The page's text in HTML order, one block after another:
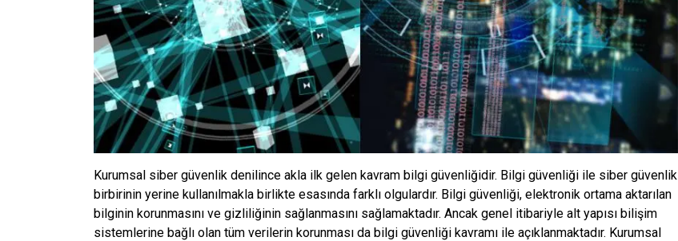
Kurumsal siber güvenlik denilince akla ilk gelen kavram bilgi güvenliğidir. Bilgi güvenliği ile siber güvenlik
birbirinin yerine kullanılmakla birlikte esasında farklı olgulardır. Bilgi güvenliği, elektronik ortama aktarılan
bilginin korunmasını ve gizliliğinin sağlanmasını sağlamaktadır. Ancak genel itibariyle alt yapısı bilişim
sistemlerine bağlı olan tüm verilerin korunması da bilgi güvenliği kavramı ile açıklanmaktadır. Kurumsal